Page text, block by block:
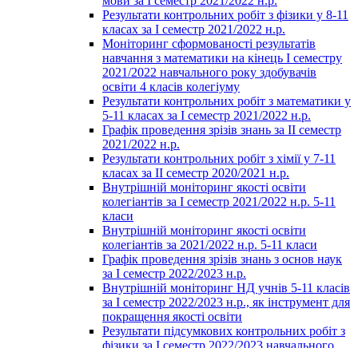
Результати контрольних робіт з фізики у 8-11
класах за І семестр 2021/2022 н.р.
Моніторинг сформованості результатів
навчання з математики на кінець І семестру
2021/2022 навчального року здобувачів
освіти 4 класів колегіуму
Результати контрольних робіт з математики у
5-11 класах за І семестр 2021/2022 н.р.
Графік проведення зрізів знань за ІІ семестр
2021/2022 н.р.
Результати контрольних робіт з хімії у 7-11
класах за ІІ семестр 2020/2021 н.р.
Внутрішній моніторинг якості освіти
колегіантів за І семестр 2021/2022 н.р. 5-11
класи
Внутрішній моніторинг якості освіти
колегіантів за 2021/2022 н.р. 5-11 класи
Графік проведення зрізів знань з основ наук
за І семестр 2022/2023 н.р.
Внутрішній моніторинг НД учнів 5-11 класів
за І семестр 2022/2023 н.р., як інструмент для
покращення якості освіти
Результати підсумкових контрольних робіт з